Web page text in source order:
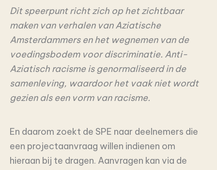
Dit speerpunt richt zich op het zichtbaar
maken van verhalen van Aziatische
Amsterdammers en het wegnemen van de
voedingsbodem voor discriminatie. Anti-
Aziatisch racisme is genormaliseerd in de
samenleving, waardoor het vaak niet wordt
gezien als een vorm van racisme.
En daarom zoekt de SPE naar deelnemers die
een projectaanvraag willen indienen om
hieraan bij te dragen. Aanvragen kan via de